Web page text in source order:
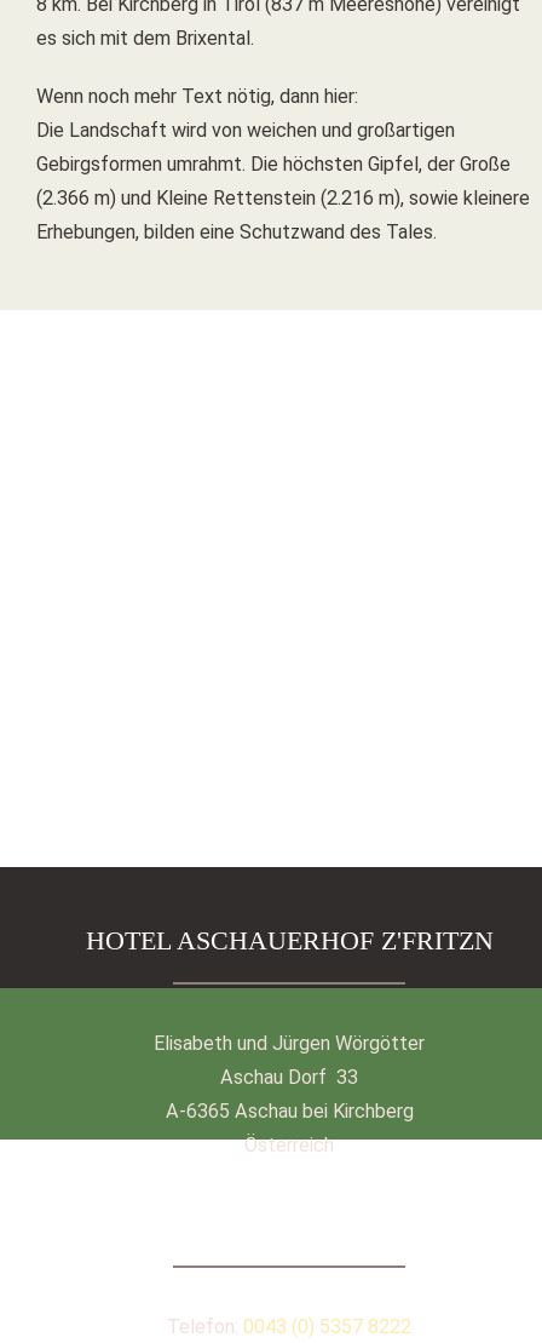
es sich mit dem Brixental.
Wenn noch mehr Text nötig, dann hier:
Die Landschaft wird von weichen und großartigen
Gebirgsformen umrahmt. Die höchsten Gipfel, der Große
(2.366 m) und Kleine Rettenstein (2.216 m), sowie kleinere
Erhebungen, bilden eine Schutzwand des Tales.
HOTEL ASCHAUERHOF Z'FRITZN
Elisabeth und Jürgen Wörgötter
Aschau Dorf 33
A-6365 Aschau bei Kirchberg
Österreich
Telefon: 0043 (0) 5357 8222